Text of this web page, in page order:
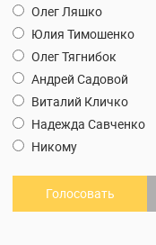
Олег Ляшко
Юлия Тимошенко
Олег Тягнибок
Андрей Садовой
Виталий Кличко
Надежда Савченко
Никому
Голосовать